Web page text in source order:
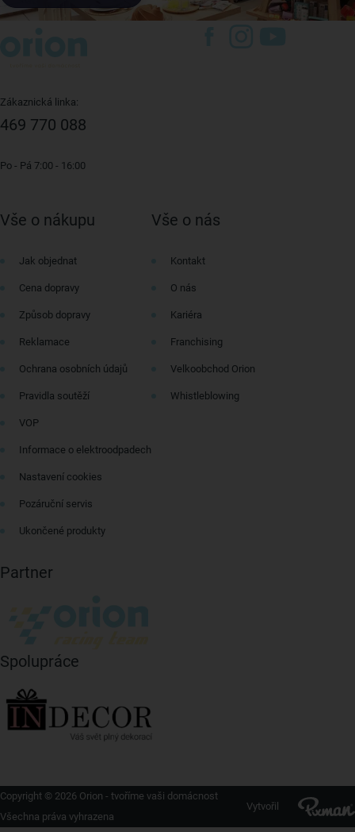
Zákaznická linka:
469 770 088
Po - Pá 7:00 - 16:00
Vše o nákupu
Jak objednat
Cena dopravy
Způsob dopravy
Reklamace
Ochrana osobních údajů
Pravidla soutěží
VOP
Informace o elektroodpadech
Nastavení cookies
Pozáruční servis
Ukončené produkty
Vše o nás
Kontakt
O nás
Kariéra
Franchising
Velkoobchod Orion
Whistleblowing
Partner
Spolupráce
Copyright © 2026 Orion - tvoříme vaši domácnost
Všechna práva vyhrazena
Vytvořil